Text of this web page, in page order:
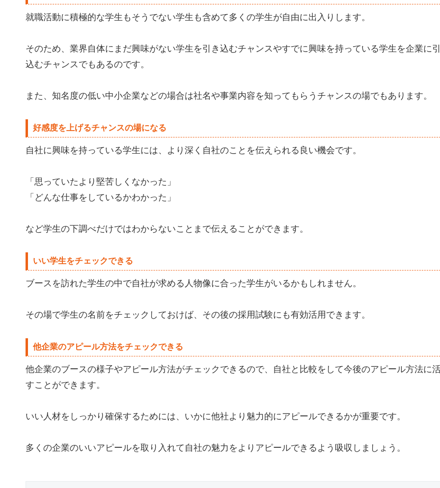
就職活動に積極的な学生もそうでない学生も含めて多くの学生が自由に出入りします。
そのため、業界自体にまだ興味がない学生を引き込むチャンスやすでに興味を持っている学生を企業に
込むチャンスでもあるのです。
また、知名度の低い中小企業などの場合は社名や事業内容を知ってもらうチャンスの場でもあります。
好感度を上げるチャンスの場になる
自社に興味を持っている学生には、より深く自社のことを伝えられる良い機会です。
「思っていたより堅苦しくなかった」
「どんな仕事をしているかわかった」
など学生の下調べだけではわからないことまで伝えることができます。
いい学生をチェックできる
ブースを訪れた学生の中で自社が求める人物像に合った学生がいるかもしれません。
その場で学生の名前をチェックしておけば、その後の採用試験にも有効活用できます。
他企業のアピール方法をチェックできる
他企業のブースの様子やアピール方法がチェックできるので、自社と比較をして今後のアピール方法に
すことができます。
いい人材をしっかり確保するためには、いかに他社より魅力的にアピールできるかが重要です。
多くの企業のいいアピールを取り入れて自社の魅力をよりアピールできるよう吸収しましょう。